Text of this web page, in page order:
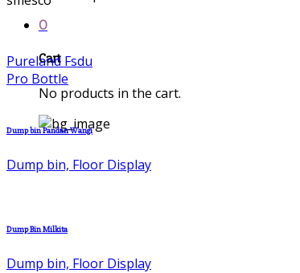
0
Cart
No products in the cart.
Pureland Fsdu
Pro Bottle
Dump bin Pandan Wangi
Dump bin, Floor Display
Dump Bin Milkita
Dump bin, Floor Display